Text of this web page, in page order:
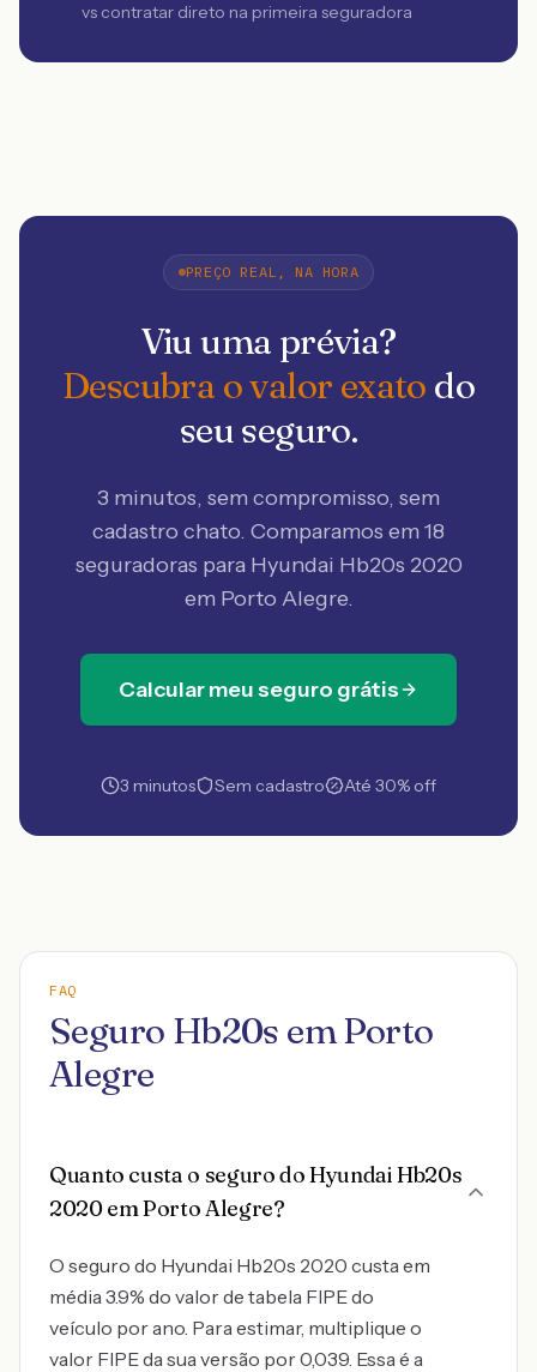
vs contratar direto na primeira seguradora
PREÇO REAL, NA HORA
Viu uma prévia?
Descubra o valor exato do
seu seguro.
3 minutos, sem compromisso, sem
cadastro chato. Comparamos em 18
seguradoras para Hyundai Hb20s 2020
em Porto Alegre.
Calcular meu seguro grátis
3 minutos Sem cadastro Até 30% off
FAQ
Seguro Hb20s em Porto
Alegre
Quanto custa o seguro do Hyundai Hb20s
2020 em Porto Alegre?
O seguro do Hyundai Hb20s 2020 custa em
média 3.9% do valor de tabela FIPE do
veículo por ano. Para estimar, multiplique o
valor FIPE da sua versão por 0,039. Essa é a